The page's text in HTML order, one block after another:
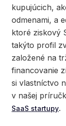
kupujúcich,
odmenami, a
ktoré ziskový
takýto profil
založené na
financovanie
si vlastníctvo
v našej
SaaS startupy.